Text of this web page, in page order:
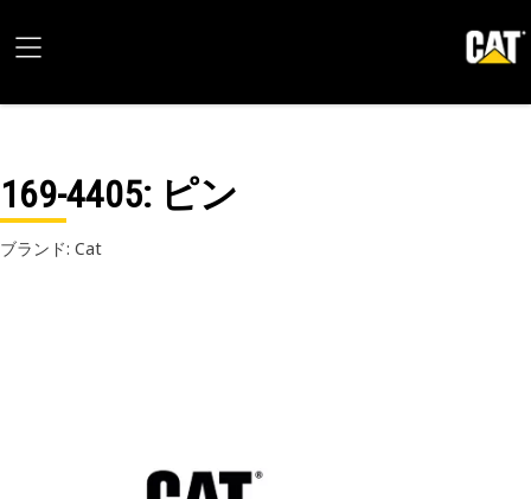
169-4405: ピン
ブランド: Cat